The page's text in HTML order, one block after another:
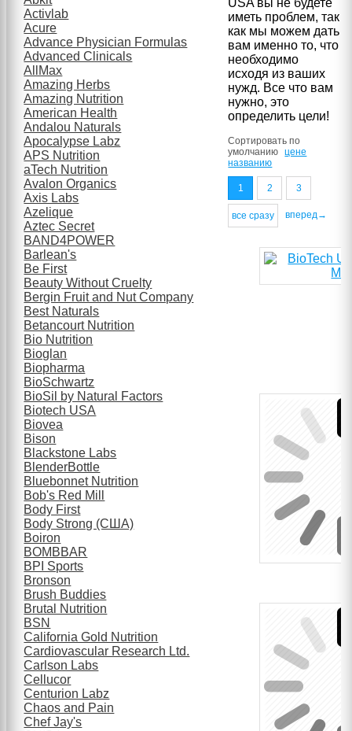
USA вы не будете
иметь проблем, так
как мы можем дать
вам именно то, что
необходимо
исходя из ваших
нужд. Все что вам
нужно, это
определить цели!
Сортировать по
умолчанию
цене
названию
1 2 3
все сразу вперед→
Activlab
Acure
Advance Physician Formulas
Advanced Clinicals
AllMax
Amazing Herbs
Amazing Nutrition
American Health
Andalou Naturals
Apocalypse Labz
APS Nutrition
aTech Nutrition
Avalon Organics
Axis Labs
Azelique
Aztec Secret
BAND4POWER
Barlean's
Be First
Beauty Without Cruelty
Bergin Fruit and Nut Company
Best Naturals
Betancourt Nutrition
Bio Nutrition
Bioglan
Biopharma
BioSchwartz
BioSil by Natural Factors
Biotech USA
Biovea
Bison
Blackstone Labs
BlenderBottle
Bluebonnet Nutrition
Bob's Red Mill
Body First
Body Strong (США)
Boiron
BOMBBAR
BPI Sports
Bronson
Brush Buddies
Brutal Nutrition
BSN
California Gold Nutrition
Cardiovascular Research Ltd.
Carlson Labs
Cellucor
Centurion Labz
Chaos and Pain
Chef Jay's